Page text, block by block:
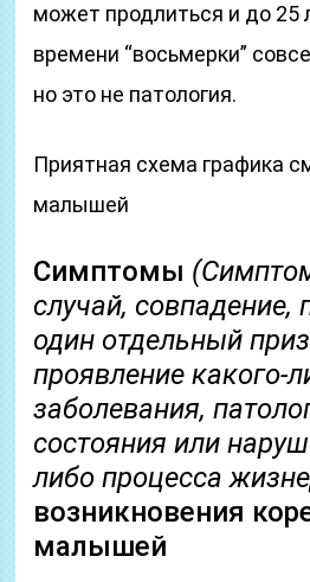
может продлиться и до 25
времени “восьмерки”
но это не патология.
Приятная схема графика
малышей
Симптомы
случай, совпадение,
один отдельный
проявление какого-
заболевания,
состояния или
либо процесса
возникновения
малышей